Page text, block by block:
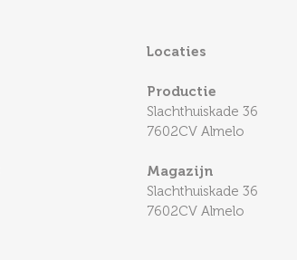
Locaties
Productie
Slachthuiskade 36
7602CV Almelo
Magazijn
Slachthuiskade 36
7602CV Almelo